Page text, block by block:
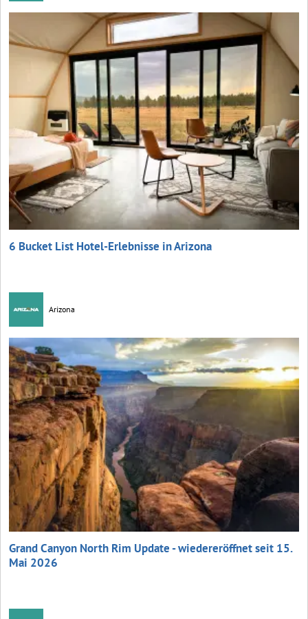
6 Bucket List Hotel-Erlebnisse in Arizona
Arizona
Grand Canyon North Rim Update - wiedereröffnet seit 15.
Mai 2026